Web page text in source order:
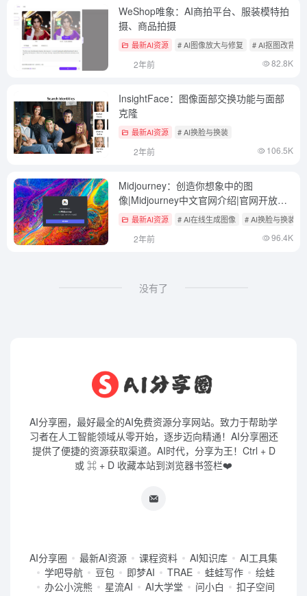
WeShop唯象：AI商拍平台、服装模特拍
摄、商品拍摄
最新AI资源 # AI图像放大与修复 # AI抠图改背景
2年前 82.8K
InsightFace：图像面部交换功能与面部
克隆
最新AI资源 # AI换脸与换装
2年前 106.5K
Midjourney：创造你想象中的图
像|Midjourney中文官网介绍|官网开放免
费测试
最新AI资源 # AI在线生成图像 # AI换脸与换装
2年前 96.4K
没有了
AI分享圈，最好最全的AI免费资源分享网站。致力于帮助学
习者在人工智能领域从零开始，逐步迈向精通！AI分享圈还
提供了便捷的资源获取渠道。AI时代，分享为王！Ctrl + D
或 ⌘ + D 收藏本站到浏览器书签栏❤️
AI分享圈 最新AI资源 课程资料 AI知识库
AI工具集
学吧导航
豆包 即梦AI TRAE 蛙蛙写作
绘蛙
办公小浣熊
星流AI AI大学堂 问小白
扣子空间